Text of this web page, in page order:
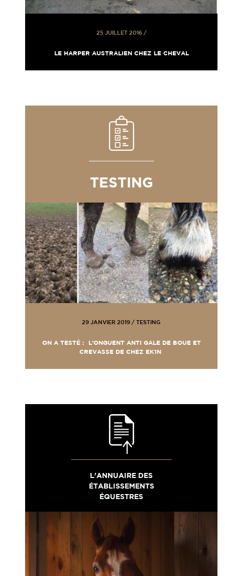
25 JUILLET 2016/
LE HARPER AUSTRALIEN CHEZ LE CHEVAL
TESTING
29 JANVIER 2019 / TESTING
ON A TESTÉ : L’ONGUENT ANTI GALE DE BOUE ET
CREVASSE DE CHEZ EK1N
L'ANNUAIRE DES
ÉTABLISSEMENTS
ÉQUESTRES